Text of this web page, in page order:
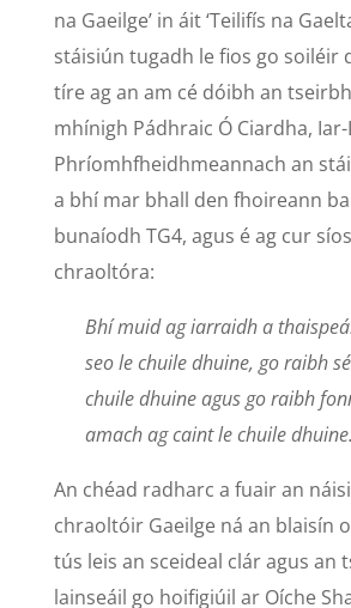
na Gaeilge’ in áit ‘Teilifís na
stáisiún tugadh le fios go soiléir
tíre ag an am cé dóibh an
mhínigh Pádhraic Ó Ciardha, Iar-
Phríomhfheidhmeannach an
a bhí mar bhall den fhoireann
bunaíodh TG4, agus é ag cur
chraoltóra:
Bhí muid ag iarraidh a
seo le chuile dhuine, go raibh
chuile dhuine agus go raibh
amach ag caint le chuile dhuine.
An chéad radharc a fuair an
chraoltóir Gaeilge ná an blaisín
tús leis an sceideal clár agus an
lainseáil go hoifigiúil ar Oíche